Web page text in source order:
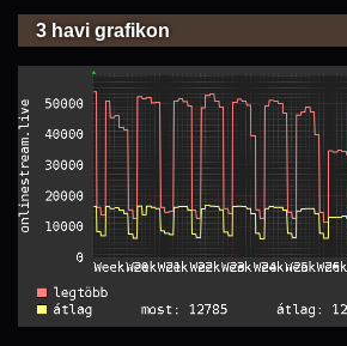
3 havi grafikon